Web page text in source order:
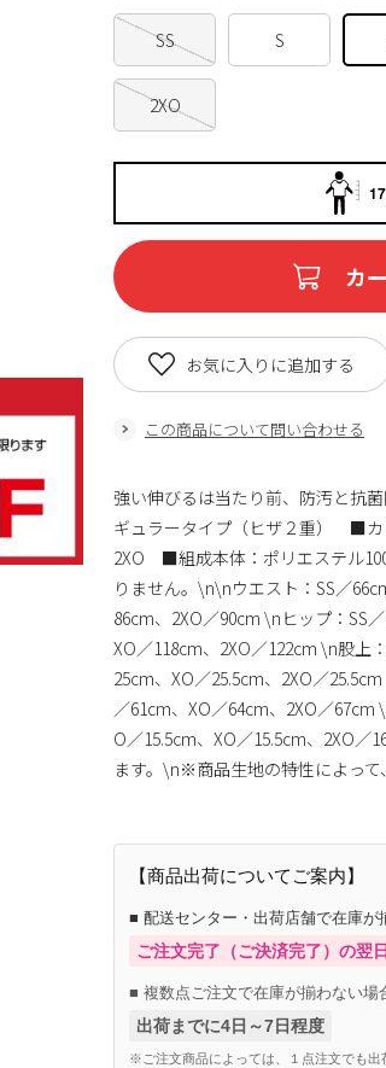
SS S
2XO
カ
この商品について問い合わせる
お気に入りに追加する
強い伸びるは当たり前、防汚と
ギュラータイプ（ヒザ２重） ■カ
2XO ■組成本体：ポリエステル
りません。\n\nウエスト：SS／
86cm、2XO／90cm \nヒップ：SS
XO／118cm、2XO／122cm \n股上
25cm、XO／25.5cm、2XO／
／61cm、XO／64cm、2XO／67cm
O／15.5cm、XO／15.5cm、2XO
ます。\n※商品生地の特性によって
【商品出荷についてご案内】
■ 配送センター・出荷店舗で在庫が
ご注文完了（ご決済完了）の翌
■ 複数点ご注文で在庫が揃わない場
出荷までに4日～7日程度
※ご注文商品によっては、１点注文でも出